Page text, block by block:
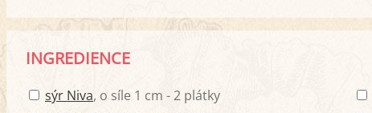
INGREDIENCE
sýr Niva, o síle 1 cm - 2 plátky